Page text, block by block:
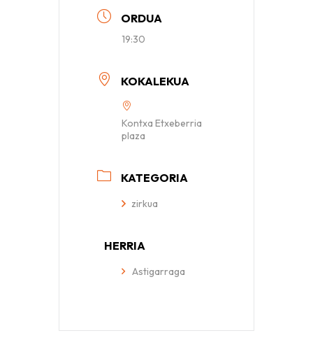
ORDUA
19:30
KOKALEKUA
Kontxa Etxeberria
plaza
KATEGORIA
zirkua
HERRIA
Astigarraga